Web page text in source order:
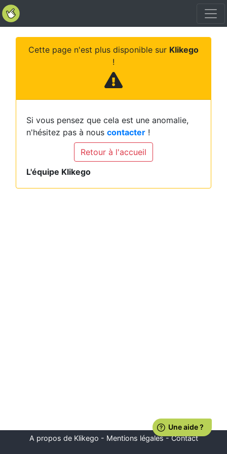
Cette page n'est plus disponible sur Klikego
!
Si vous pensez que cela est une anomalie,
n'hésitez pas à nous contacter !
Retour à l'accueil
L'équipe Klikego
A propos de Klikego - Mentions légales-Contact